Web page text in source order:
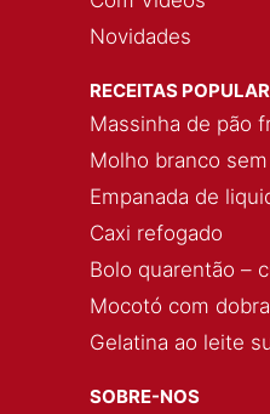
Novidades
RECEITAS
Massinha de pão
Molho branco
Empanada de
Caxi refogado
Bolo quarentão –
Mocotó com
Gelatina ao leite
SOBRE-NOS